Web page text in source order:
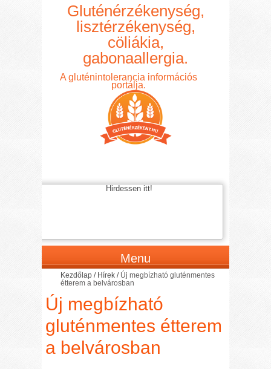
Gluténérzékenység,
lisztérzékenység,
cöliákia,
gabonaallergia.
A gluténintolerancia információs
portálja.
Hirdessen itt!
Menu
Kezdőlap / Hírek / Új megbízható gluténmentes
étterem a belvárosban
Új megbízható
gluténmentes étterem
a belvárosban